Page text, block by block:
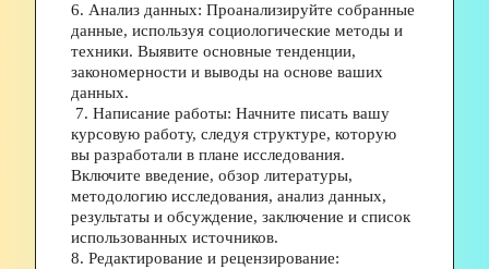
6. Анализ данных: Проанализируйте собранные
данные, используя социологические методы и
техники. Выявите основные тенденции,
закономерности и выводы на основе ваших
данных.
7. Написание работы: Начните писать вашу
курсовую работу, следуя структуре, которую
вы разработали в плане исследования.
Включите введение, обзор литературы,
методологию исследования, анализ данных,
результаты и обсуждение, заключение и список
использованных источников.
8. Редактирование и рецензирование: